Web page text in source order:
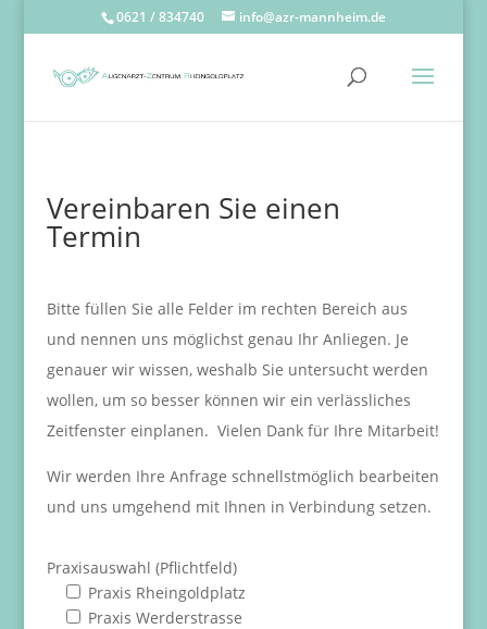
0621 / 834740 info@azr-mannheim.de
Vereinbaren Sie einen
Termin
Bitte füllen Sie alle Felder im rechten Bereich aus
und nennen uns möglichst genau Ihr Anliegen. Je
genauer wir wissen, weshalb Sie untersucht werden
wollen, um so besser können wir ein verlässliches
Zeitfenster einplanen. Vielen Dank für Ihre Mitarbeit!
Wir werden Ihre Anfrage schnellstmöglich bearbeiten
und uns umgehend mit Ihnen in Verbindung setzen.
Praxisauswahl (Pflichtfeld)
Praxis Rheingoldplatz
Praxis Werderstrasse